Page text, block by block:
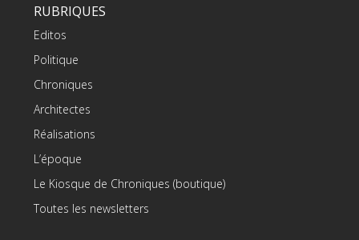
RUBRIQUES
Editos
Politique
Chroniques
Architectes
Réalisations
L’époque
Le Kiosque de Chroniques (boutique)
Toutes les newsletters